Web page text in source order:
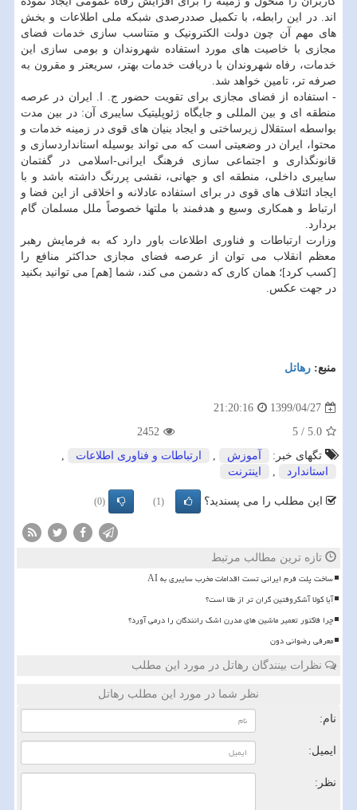
اند. در این رابطه، با تکمیل صددرصدی شبکه ملی اطلاعات و بخش
های مهم آن چون دولت الکترونیک و متناسب سازی خدمات فضای
مجازی با خاصیت های مورد استفاده شهروندان و بومی سازی این
خدمات، رفاه شهروندان با دریافت خدمات بهتر، سریعتر و مقرون به
صرفه تر، تامین خواهد شد.
- استفاده از فضای مجازی برای تقویت حضور ج. ا. ایران در عرصه
منطقه ای و بین المللی و جایگاه ژئوپلیتیک سایبری آن: در بین مدت
بواسطه استقلال زیرساختی و ایجاد بنیان های قوی در زمینه خدمات و
محتوا، ایران در وضعیتی است که می تواند بوسیله استانداردسازی و
قانونگذاری و اجتماعی سازی فرهنگ ایرانی-اسلامی در گفتمان
سایبری داخلی، منطقه ای و جهانی، نقشی پررنگ داشته باشد و با
ایجاد ائتلاف های قوی در برای استفاده عادلانه و اخلاقی از این فضا و
ارتباط و همکاری وسیع و هدفمند با ملتها خصوصاً ملل مسلمان گام
بردارد.
وزارت ارتباطات و فناوری اطلاعات باور دارد که به فرمایش رهبر
معظم انقلاب می توان از عرصه فضای مجازی حداکثر منافع را
[کسب کرد]؛ همان کاری که دشمن می کند، شما [هم] می توانید بکنید
در جهت عکس.
منبع: رهاتل
1399/04/27
21:20:16
5.0
/
5
2452
تگهای خبر:
آموزش , ارتباطات و فناوری اطلاعات
,
استاندارد
, اینترنت
این مطلب را می پسندید؟ (1)
(0)
تازه ترین مطالب مرتبط
ساخت پلت فرم ایرانی تست اقدامات مخرب سایبری به AI
آیا کولا آشکروفتین گران تر از طلا است؟
چرا فاکتور تعمیر ماشین های مدرن اشک رانندگان را درمی آورد؟
معرفی رضوانی دون
نظرات بینندگان رهاتل در مورد این مطلب
نظر شما در مورد این مطلب رهاتل
نام:
ایمیل:
نظر: